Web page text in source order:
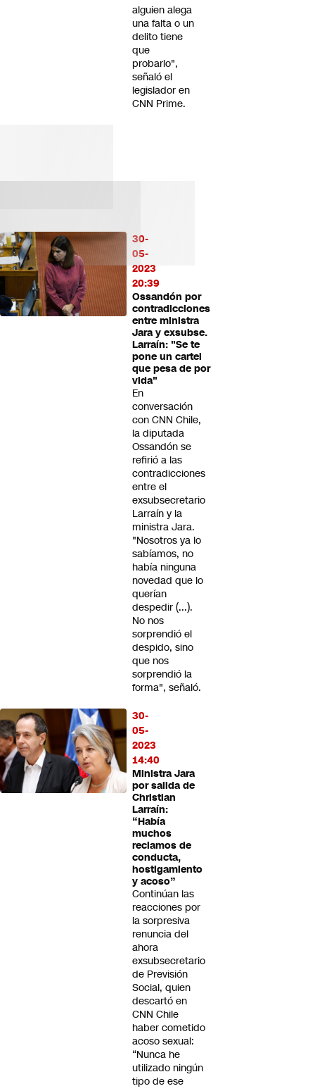
alguien alega
una falta o un
delito tiene
que
probarlo",
señaló el
legislador en
CNN Prime.
30-
05-
2023
20:39
Ossandón por
contradicciones
entre ministra
Jara y exsubse.
Larraín: "Se te
pone un cartel
que pesa de por
vida"
En
conversación
con CNN Chile,
la diputada
Ossandón se
refirió a las
contradicciones
entre el
exsubsecretario
Larraín y la
ministra Jara.
"Nosotros ya lo
sabíamos, no
había ninguna
novedad que lo
querían
despedir (...).
No nos
sorprendió el
despido, sino
que nos
sorprendió la
forma", señaló.
30-
05-
2023
14:40
Ministra Jara
por salida de
Christian
Larraín:
“Había
muchos
reclamos de
conducta,
hostigamiento
y acoso”
Continúan las
reacciones por
la sorpresiva
renuncia del
ahora
exsubsecretario
de Previsión
Social, quien
descartó en
CNN Chile
haber cometido
acoso sexual:
“Nunca he
utilizado ningún
tipo de ese